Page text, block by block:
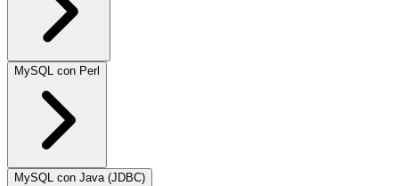
MySQL con Perl
MySQL con Java (JDBC)